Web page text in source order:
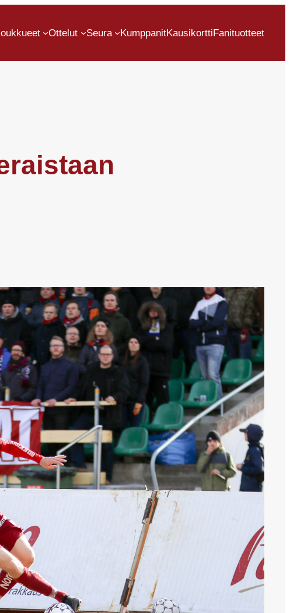
Ottelut Seura KumppanitKausikorttiFanituotteet